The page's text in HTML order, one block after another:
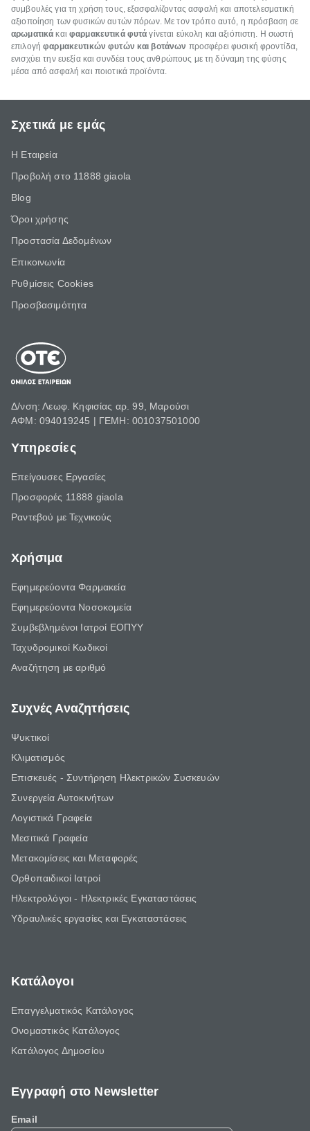
συμβουλές για τη χρήση τους, εξασφαλίζοντας ασφαλή και αποτελεσματική
αξιοποίηση των φυσικών αυτών πόρων. Με τον τρόπο αυτό, η πρόσβαση σε
αρωματικά και φαρμακευτικά φυτά γίνεται εύκολη και αξιόπιστη. Η σωστή
επιλογήφαρμακευτικών φυτών και βοτάνων προσφέρει φυσική φροντίδα,
ενισχύει την ευεξία και συνδέει τους ανθρώπους με τη δύναμη της φύσης
μέσα από ασφαλή και ποιοτικά προϊόντα.
Σχετικά με εμάς
Η Εταιρεία
Προβολή στο 11888 giaola
Blog
Όροι χρήσης
Προστασία Δεδομένων
Επικοινωνία
Ρυθμίσεις Cookies
Προσβασιμότητα
Δ/νση: Λεωφ. Κηφισίας αρ. 99, Μαρούσι
ΑΦΜ: 094019245 | ΓΕΜΗ: 001037501000
Υπηρεσίες
Επείγουσες Εργασίες
Προσφορές 11888 giaola
Ραντεβού με Τεχνικούς
Χρήσιμα
Εφημερεύοντα Φαρμακεία
Εφημερεύοντα Νοσοκομεία
Συμβεβλημένοι Ιατροί ΕΟΠΥΥ
Ταχυδρομικοί Κωδικοί
Αναζήτηση με αριθμό
Συχνές Αναζητήσεις
Ψυκτικοί
Κλιματισμός
Επισκευές - Συντήρηση Ηλεκτρικών Συσκευών
Συνεργεία Αυτοκινήτων
Λογιστικά Γραφεία
Μεσιτικά Γραφεία
Μετακομίσεις και Μεταφορές
Ορθοπαιδικοί Ιατροί
Ηλεκτρολόγοι - Ηλεκτρικές Εγκαταστάσεις
Υδραυλικές εργασίες και Εγκαταστάσεις
Κατάλογοι
Επαγγελματικός Κατάλογος
Ονομαστικός Κατάλογος
Κατάλογος Δημοσίου
Εγγραφή στο Newsletter
Email